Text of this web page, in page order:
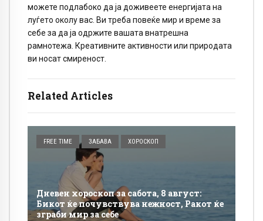
Related Articles
FREE TIME ЗАБАВА ХОРОСКОП
Дневен хороскоп за сабота, 8 август:
Бикот ќе почувствува нежност, Ракот ќе
зграби мир за себе
можете подлабоко да ја доживеете енергијата на
луѓето околу вас. Ви треба повеќе мир и време за
себе за да ја одржите вашата внатрешна
рамнотежа. Креативните активности или природата
ви носат смиреност.